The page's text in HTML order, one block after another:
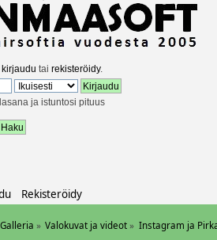
kirjaudu tai rekisteröidy.
ja istuntosi pituus
Rekisteröidy
Galleria » Valokuvat ja videot » Instagram ja